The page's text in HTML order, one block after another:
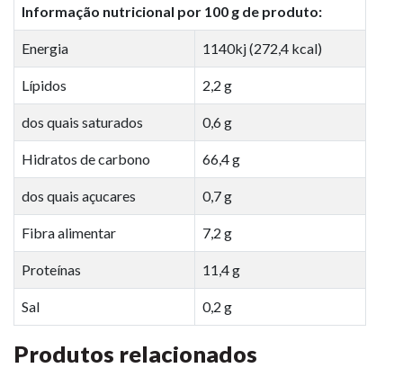
Informação nutricional por 100 g de produto:
Energia 1140kj (272,4 kcal)
Lípidos 2,2 g
dos quais saturados 0,6 g
Hidratos de carbono 66,4 g
dos quais açucares 0,7 g
Fibra alimentar 7,2 g
Proteínas 11,4 g
Sal 0,2 g
Produtos relacionados